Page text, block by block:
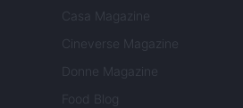
Casa Magazine
Cineverse Magazine
Donne Magazine
Food Blog